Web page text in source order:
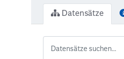
Datensätze